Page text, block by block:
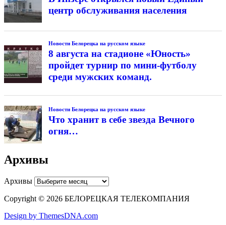
центр обслуживания населения
Новости Белорецка на русском языке
8 августа на стадионе «Юность»
пройдет турнир по мини-футболу
среди мужских команд.
Новости Белорецка на русском языке
Что хранит в себе звезда Вечного
огня…
Архивы
Архивы
Copyright © 2026 БЕЛОРЕЦКАЯ ТЕЛЕКОМПАНИЯ
Design by ThemesDNA.com